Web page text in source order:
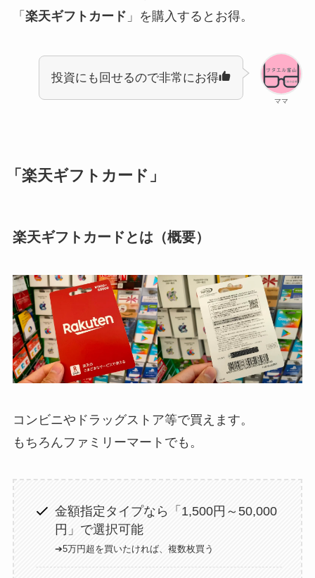
「 楽天ギフトカード 」を購入するとお得。
ママ
投資にも回せるので非常にお得
「楽天ギフトカード」
楽天ギフトカードとは（概要）
コンビニやドラッグストア等で買えます。
もちろんファミリーマートでも。
金額指定タイプなら「1,500円～50,000
円」で選択可能
➔5万円超を買いたければ、複数枚買う